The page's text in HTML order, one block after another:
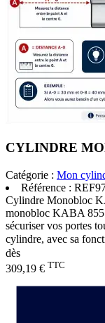
CYLINDRE
Catégorie : Mon
Référence :
Cylindre Monobloc
monobloc KABA 855
sécuriser vos portes
cylindre, avec sa
dès
309,19 € TTC